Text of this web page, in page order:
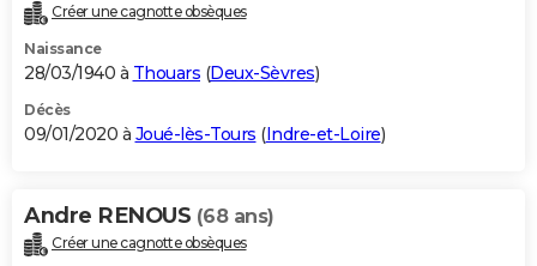
Créer une cagnotte obsèques
Naissance
28/03/1940 à Thouars (Deux-Sèvres)
Décès
09/01/2020 à Joué-lès-Tours (Indre-et-Loire)
Andre RENOUS (68 ans)
Créer une cagnotte obsèques